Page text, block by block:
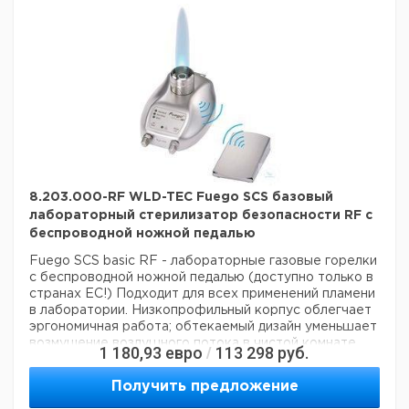
анодированного алюминия и дисплея, защищен от
Меньше - больше
газа и значительная экономия времени
устанавливают новые стандарты для лаборатории.
Autoloop PRO
Полностью графический
4 держателя для инокуляционных петель
петли для прививкипьедесталПодключение педали
2 года гарантии
Вес нетто: 1,3 кг
Данные для перевозки (реальные данные могут
отличаться)
Страна происхождения:
Тюрингия
Вес брутто:
Ширина упаковки:
0,34 м
Высота упаковки:
0,17 м
Глубина упаковки:
0,23 м
8.203.000-RF WLD-TEC Fuego SCS базовый
лабораторный стерилизатор безопасности RF с
беспроводной ножной педалью
Fuego SCS basic RF - лабораторные газовые горелки
с беспроводной ножной педалью (доступно только в
странах ЕС!)
Подходит для всех применений пламени
в лаборатории. Низкопрофильный корпус облегчает
эргономичная работа; обтекаемый дизайн уменьшает
возмущение воздушного потока в чистой комнате
верстак. Изготовлен из нержавеющей стали, с
огнеупорным управлением.Включает беспроводную
работу благодаря современной радио педали.
1 180,93 евро / 113 298 руб.
Получить предложение